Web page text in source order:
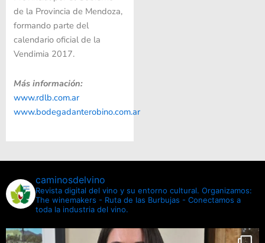
de la Provincia de Mendoza,
formando parte del
calendario oficial de la
Vendimia 2017.
Más información:
www.rdlb.com.ar
www.bodegadanterobino.com.ar
caminosdelvino
Revista digital del vino y su entorno cultural. Organizamos:
The winemakers - Ruta de las Burbujas - Conectamos a
toda la industria del vino.